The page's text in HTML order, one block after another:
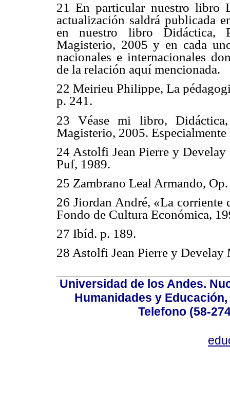
21 En particular nuestro libro
actualización saldrá publicada
en nuestro libro Didáctica,
Magisterio, 2005 y en cada
nacionales e internacionales
de la relación aquí mencionada.
22 Meirieu Philippe, La
p. 241.
23 Véase mi libro,
Magisterio, 2005.
24 Astolfi Jean Pierre y
Puf, 1989.
25 Zambrano Leal Armando,
26 Jiordan André, «La corriente
Fondo de Cultura Económica,
27 Ibíd. p. 189.
28 Astolfi Jean Pierre y
Universidad de los Andes.
Humanidades y
Telefono (58-